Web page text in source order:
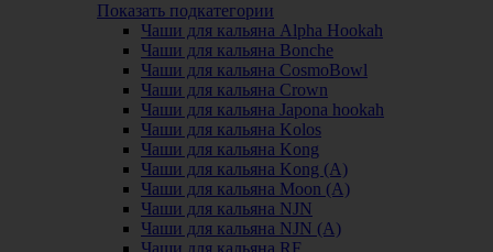
Показать подкатегории
Чаши для кальяна Alpha Hookah
Чаши для кальяна Bonche
Чаши для кальяна CosmoBowl
Чаши для кальяна Crown
Чаши для кальяна Japona hookah
Чаши для кальяна Kolos
Чаши для кальяна Kong
Чаши для кальяна Kong (A)
Чаши для кальяна Moon (А)
Чаши для кальяна NJN
Чаши для кальяна NJN (А)
Чаши для кальяна RF